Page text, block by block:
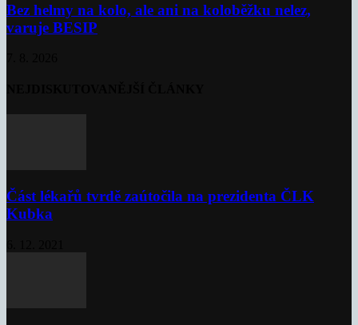
Bez helmy na kolo, ale ani na koloběžku nelez,
varuje BESIP
Část lékařů tvrdě zaútočila na prezidenta ČLK
Kubka